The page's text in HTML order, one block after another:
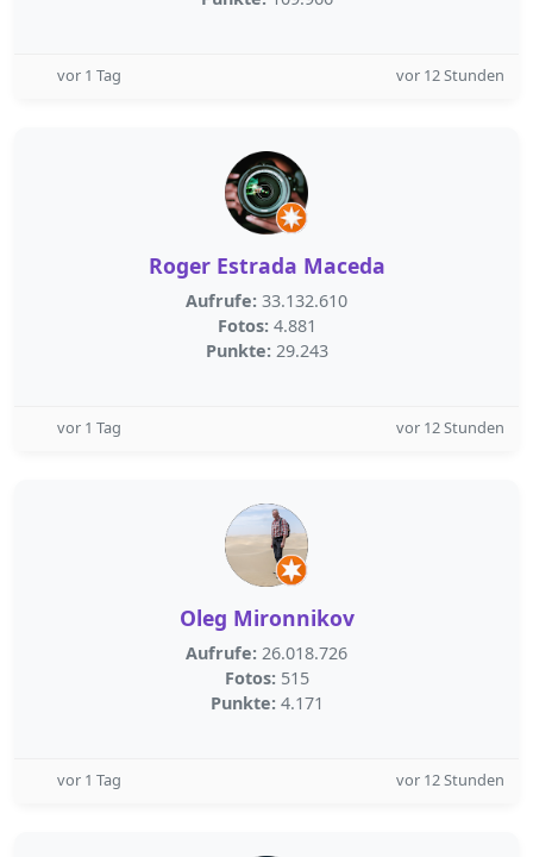
vor 1 Tag vor 12 Stunden
Roger Estrada Maceda
Aufrufe: 33.132.610
Fotos: 4.881
Punkte: 29.243
vor 1 Tag vor 12 Stunden
Oleg Mironnikov
Aufrufe: 26.018.726
Fotos: 515
Punkte: 4.171
vor 1 Tag vor 12 Stunden